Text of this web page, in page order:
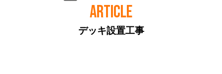
ARTICLE
デッキ設置工事